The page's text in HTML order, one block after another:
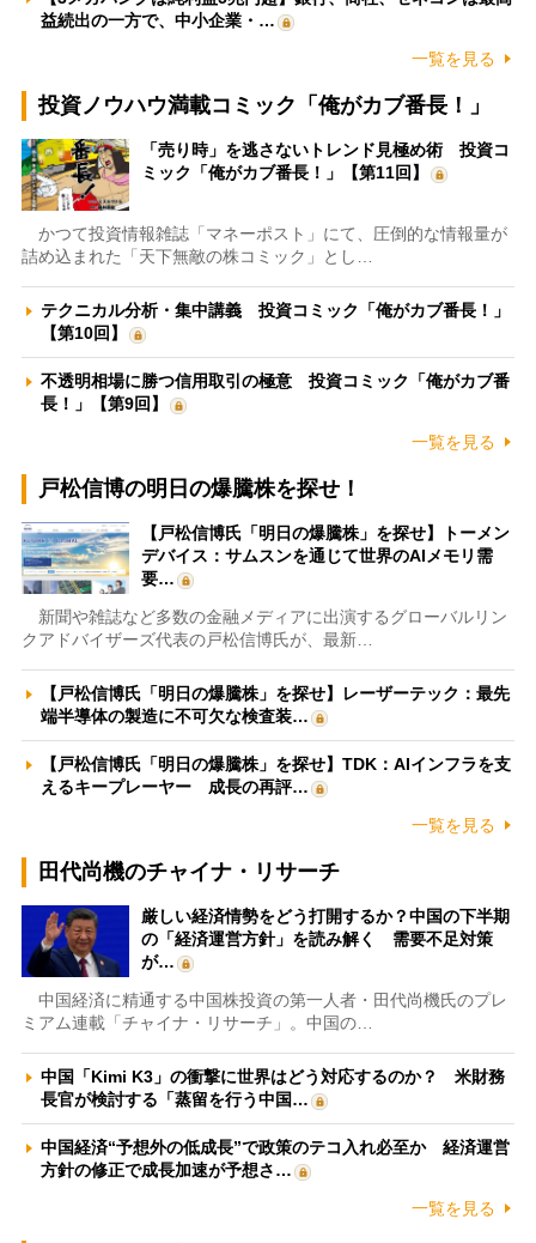
益続出の一方で、中小企業・…
一覧を見る
投資ノウハウ満載コミック「俺がカブ番長！」
「売り時」を逃さないトレンド見極め術 投資コ
ミック「俺がカブ番長！」【第11回】
かつて投資情報雑誌「マネーポスト」にて、圧倒的な情報量が
詰め込まれた「天下無敵の株コミック」とし…
テクニカル分析・集中講義 投資コミック「俺がカブ番長！」
【第10回】
不透明相場に勝つ信用取引の極意 投資コミック「俺がカブ番
長！」【第9回】
一覧を見る
戸松信博の明日の爆騰株を探せ！
【戸松信博氏「明日の爆騰株」を探せ】トーメン
デバイス：サムスンを通じて世界のAIメモリ需
要…
新聞や雑誌など多数の金融メディアに出演するグローバルリン
クアドバイザーズ代表の戸松信博氏が、最新…
【戸松信博氏「明日の爆騰株」を探せ】レーザーテック：最先
端半導体の製造に不可欠な検査装…
【戸松信博氏「明日の爆騰株」を探せ】TDK：AIインフラを支
えるキープレーヤー 成長の再評…
一覧を見る
田代尚機のチャイナ・リサーチ
厳しい経済情勢をどう打開するか？中国の下半期
の「経済運営方針」を読み解く 需要不足対策
が…
中国経済に精通する中国株投資の第一人者・田代尚機氏のプレ
ミアム連載「チャイナ・リサーチ」。中国の…
中国「Kimi K3」の衝撃に世界はどう対応するのか？ 米財務
長官が検討する「蒸留を行う中国…
中国経済“予想外の低成長”で政策のテコ入れ必至か 経済運営
方針の修正で成長加速が予想さ…
一覧を見る